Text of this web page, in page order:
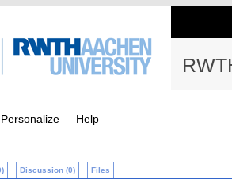
Personalize Help
Discussion (0) Files